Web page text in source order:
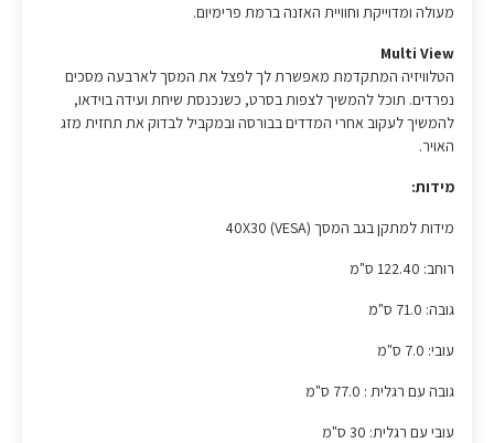
מעולה ומדוייקת וחוויית האזנה ברמת פרימיום.
Multi View
הטלוויזיה המתקדמת מאפשרת לך לפצל את המסך לארבעה מסכים
נפרדים. תוכל להמשיך לצפות בסרט, כשנכנסת שיחת ועידה בוידאו,
להמשיך לעקוב אחרי המדדים בבורסה ובמקביל לבדוק את תחזית מזג
האויר.
מידות:
מידות למתקן בגב המסך 40X30 (VESA)
רוחב: 122.40 ס"מ
גובה: 71.0 ס"מ
עובי: 7.0 ס"מ
גובה עם רגלית : 77.0 ס"מ
עובי עם רגלית: 30 ס"מ